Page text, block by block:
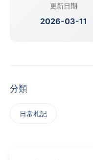
更新日期
2026-03-11
分類
日常札記